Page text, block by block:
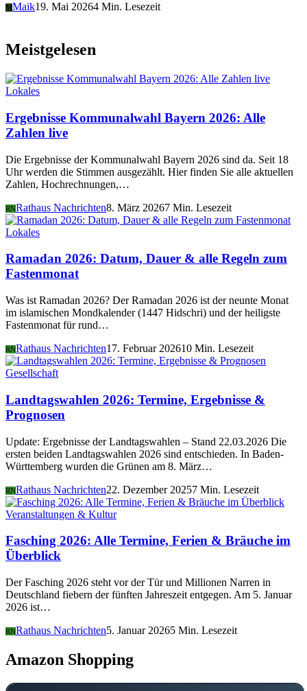
M Maik19. Mai 20264 Min. Lesezeit
Meistgelesen
Lokales
Ergebnisse Kommunalwahl Bayern 2026: Alle
Zahlen live
Die Ergebnisse der Kommunalwahl Bayern 2026 sind da. Seit 18
Uhr werden die Stimmen ausgezählt. Hier finden Sie alle aktuellen
Zahlen, Hochrechnungen,…
RNRathaus Nachrichten8. März 20267 Min. Lesezeit
Lokales
Ramadan 2026: Datum, Dauer & alle Regeln zum
Fastenmonat
Was ist Ramadan 2026? Der Ramadan 2026 ist der neunte Monat
im islamischen Mondkalender (1447 Hidschri) und der heiligste
Fastenmonat für rund…
RNRathaus Nachrichten17. Februar 202610 Min. Lesezeit
Gesellschaft
Landtagswahlen 2026: Termine, Ergebnisse &
Prognosen
Update: Ergebnisse der Landtagswahlen – Stand 22.03.2026 Die
ersten beiden Landtagswahlen 2026 sind entschieden. In Baden-
Württemberg wurden die Grünen am 8. März…
RNRathaus Nachrichten22. Dezember 20257 Min. Lesezeit
Veranstaltungen & Kultur
Fasching 2026: Alle Termine, Ferien & Bräuche im
Überblick
Der Fasching 2026 steht vor der Tür und Millionen Narren in
Deutschland fiebern der fünften Jahreszeit entgegen. Am 5. Januar
2026 ist…
RNRathaus Nachrichten5. Januar 20265 Min. Lesezeit
Amazon Shopping